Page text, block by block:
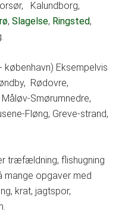
Kalundborg,
,Slagelse, Ringsted,
Eksempelvis
Rødovre,
Smørumnedre,
Fløng, Greve-strand,
træfældning, flishugning
mange opgaver med
krat, jagtspor,